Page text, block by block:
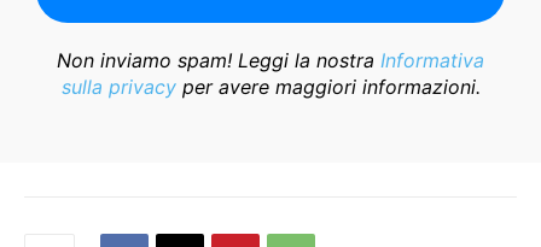
Non inviamo spam! Leggi la nostra Informativa
sulla privacyper avere maggiori informazioni.